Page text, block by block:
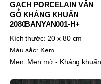
GẠCH PORCELAIN VÂN
GỖ KHÁNG KHUẨN
2080BANYAN001-H+
Kích thước: 20 x 80 cm
Màu sắc: Kem
Men: Men mờ - Kháng khuẩn